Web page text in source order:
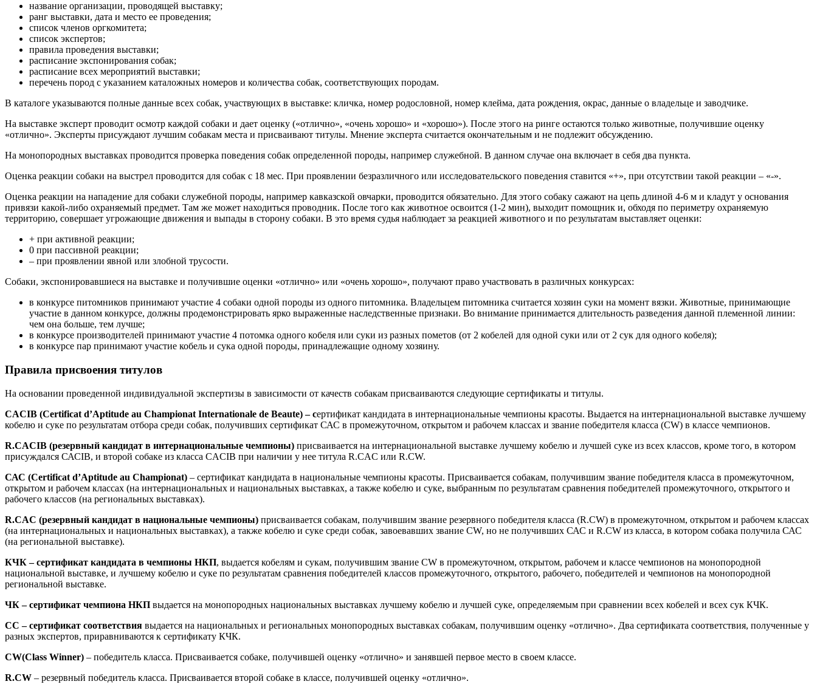
название организации, проводящей выставку;
ранг выставки, дата и место ее проведения;
список членов оргкомитета;
список экспертов;
правила проведения выставки;
расписание экспонирования собак;
расписание всех мероприятий выставки;
перечень пород с указанием каталожных номеров и количества собак, соответствующих породам.
В каталоге указываются полные данные всех собак, участвующих в выставке: кличка, номер родословной, номер клейма, дата рождения, окрас, данные о владельце и заводчике.
На выставке эксперт проводит осмотр каждой собаки и дает оценку («отлично», «очень хорошо» и «хорошо»). После этого на ринге остаются только животные, получившие оценку
«отлично». Эксперты присуждают лучшим собакам места и присваивают титулы. Мнение эксперта считается окончательным и не подлежит обсуждению.
На монопородных выставках проводится проверка поведения собак определенной породы, например служебной. В данном случае она включает в себя два пункта.
Оценка реакции собаки на выстрел проводится для собак с 18 мес. При проявлении безразличного или исследовательского поведения ставится «+», при отсутствии такой реакции – «-».
Оценка реакции на нападение для собаки служебной породы, например кавказской овчарки, проводится обязательно. Для этого собаку сажают на цепь длиной 4-6 м и кладут у основания
привязи какой-либо охраняемый предмет. Там же может находиться проводник. После того как животное освоится (1-2 мин), выходит помощник и, обходя по периметру охраняемую
территорию, совершает угрожающие движения и выпады в сторону собаки. В это время судья наблюдает за реакцией животного и по результатам выставляет оценки:
+ при активной реакции;
0 при пассивной реакции;
– при проявлении явной или злобной трусости.
Собаки, экспонировавшиеся на выставке и получившие оценки «отлично» или «очень хорошо», получают право участвовать в различных конкурсах:
в конкурсе питомников принимают участие 4 собаки одной породы из одного питомника. Владельцем питомника считается хозяин суки на момент вязки. Животные, принимающие
участие в данном конкурсе, должны продемонстрировать ярко выраженные наследственные признаки. Во внимание принимается длительность разведения данной племенной линии:
чем она больше, тем лучше;
в конкурсе производителей принимают участие 4 потомка одного кобеля или суки из разных пометов (от 2 кобелей для одной суки или от 2 сук для одного кобеля);
в конкурсе пар принимают участие кобель и сука одной породы, принадлежащие одному хозяину.
Правила присвоения титулов
На основании проведенной индивидуальной экспертизы в зависимости от качеств собакам присваиваются следующие сертификаты и титулы.
CACIB (Certificat d’Aptitude au Championat Internationale de Beaute)– сертификат кандидата в интернациональные чемпионы красоты. Выдается на интернациональной выставке лучшему
кобелю и суке по результатам отбора среди собак, получивших сертификат САС в промежуточном, открытом и рабочем классах и звание победителя класса (CW) в классе чемпионов.
R.CACIB (резервный кандидат в интернациональные чемпионы) присваивается на интернациональной выставке лучшему кобелю и лучшей суке из всех классов, кроме того, в котором
присуждался САСIВ, и второй собаке из класса CACIB при наличии у нее титула R.CAC или R.CW.
САС (Certificat d’Aptitude au Championat) – сертификат кандидата в национальные чемпионы красоты. Присваивается собакам, получившим звание победителя класса в промежуточном,
открытом и рабочем классах (на интернациональных и национальных выставках, а также кобелю и суке, выбранным по результатам сравнения победителей промежуточного, открытого и
рабочего классов (на региональных выставках).
R.CAC (резервный кандидат в национальные чемпионы) присваивается собакам, получившим звание резервного победителя класса (R.CW) в промежуточном, открытом и рабочем классах
(на интернациональных и национальных выставках), а также кобелю и суке среди собак, завоевавших звание CW, но не получивших САС и R.CW из класса, в котором собака получила САС
(на региональной выставке).
КЧК – сертификат кандидата в чемпионы НКП, выдается кобелям и сукам, получившим звание CW в промежуточном, открытом, рабочем и классе чемпионов на монопородной
национальной выставке, и лучшему кобелю и суке по результатам сравнения победителей классов промежуточного, открытого, рабочего, победителей и чемпионов на монопородной
региональной выставке.
ЧК – сертификат чемпиона НКП выдается на монопородных национальных выставках лучшему кобелю и лучшей суке, определяемым при сравнении всех кобелей и всех сук КЧК.
СС – сертификат соответствия выдается на национальных и региональных монопородных выставках собакам, получившим оценку «отлично». Два сертификата соответствия, полученные у
разных экспертов, приравниваются к сертификату КЧК.
CW(Class Winner) – победитель класса. Присваивается собаке, получившей оценку «отлично» и занявшей первое место в своем классе.
R.CW – резервный победитель класса. Присваивается второй собаке в классе, получившей оценку «отлично».